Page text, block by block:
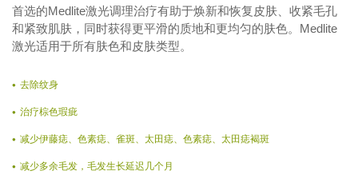
首选的Medlite激光调理治疗有助于焕新和恢复皮肤、收紧毛孔
和紧致肌肤，同时获得更平滑的质地和更均匀的肤色。Medlite
激光适用于所有肤色和皮肤类型。
去除纹身
治疗棕色瑕疵
减少伊藤痣、色素痣、雀斑、太田痣、色素痣、太田痣褐斑
减少多余毛发，毛发生长延迟几个月